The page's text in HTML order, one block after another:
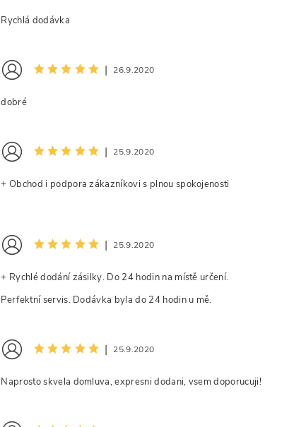
Rychlá dodávka
| 26.9.2020
dobré
| 25.9.2020
+ Obchod i podpora zákazníkovi s plnou spokojenosti
| 25.9.2020
+ Rychlé dodání zásilky. Do 24 hodin na místě určení.
Perfektní servis. Dodávka byla do 24 hodin u mě.
| 25.9.2020
Naprosto skvela domluva, expresni dodani, vsem doporucuji!